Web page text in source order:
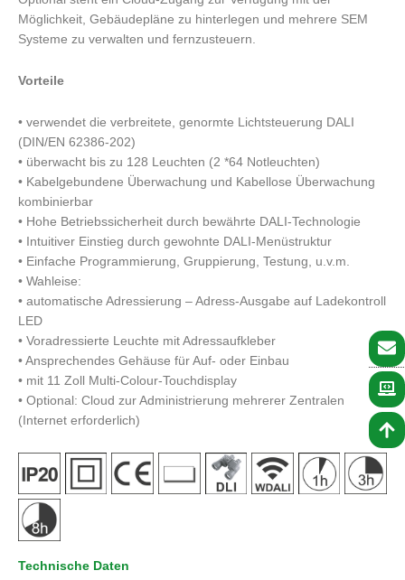
Möglichkeit, Gebäudepläne zu hinterlegen und mehrere SEM
Systeme zu verwalten und fernzusteuern.
Vorteile
• verwendet die verbreitete, genormte Lichtsteuerung DALI
(DIN/EN 62386-202)
• überwacht bis zu 128 Leuchten (2 *64 Notleuchten)
• Kabelgebundene Überwachung und Kabellose Überwachung
kombinierbar
• Hohe Betriebssicherheit durch bewährte DALI-Technologie
• Intuitiver Einstieg durch gewohnte DALI-Menüstruktur
• Einfache Programmierung, Gruppierung, Testung, u.v.m.
• Wahleise:
• automatische Adressierung – Adress-Ausgabe auf Ladekontroll
LED
• Voradressierte Leuchte mit Adressaufkleber
• Ansprechendes Gehäuse für Auf- oder Einbau
• mit 11 Zoll Multi-Colour-Touchdisplay
• Optional: Cloud zur Administrierung mehrerer Zentralen
(Internet erforderlich)
Technische Daten